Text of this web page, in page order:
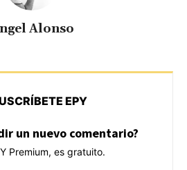
Alonso
EPY
un nuevo comentario?
Premium, es gratuito.